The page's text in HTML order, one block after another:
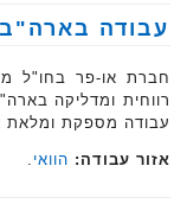
עבודה
חברת או-פר בחו"ל
רווחית ומדליקה
עבודה מספקת ומלאת
אזור עבודה: הוואי